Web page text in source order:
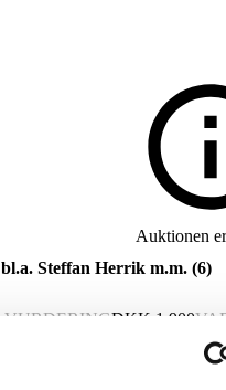
Auktionen
Steffan Herrik m.m. (6)
VURDERINGDKK 1.900